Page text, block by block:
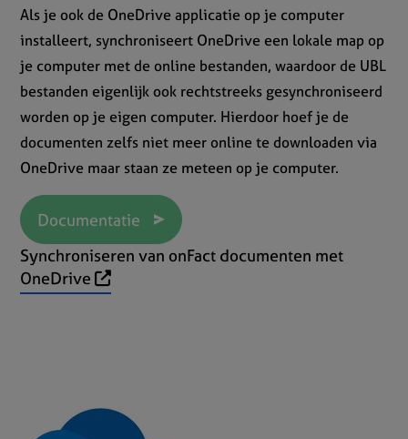
Als je ook de OneDrive applicatie op je computer
installeert, synchroniseert OneDrive een lokale map op
je computer met de online bestanden, waardoor de UBL
bestanden eigenlijk ook rechtstreeks gesynchroniseerd
worden op je eigen computer. Hierdoor hoef je de
documenten zelfs niet meer online te downloaden via
OneDrive maar staan ze meteen op je computer.
Documentatie
Synchroniseren van onFact documenten met
OneDrive